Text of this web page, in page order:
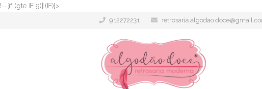
!--[if (gte IE 9)|!(IE)]>
912272231